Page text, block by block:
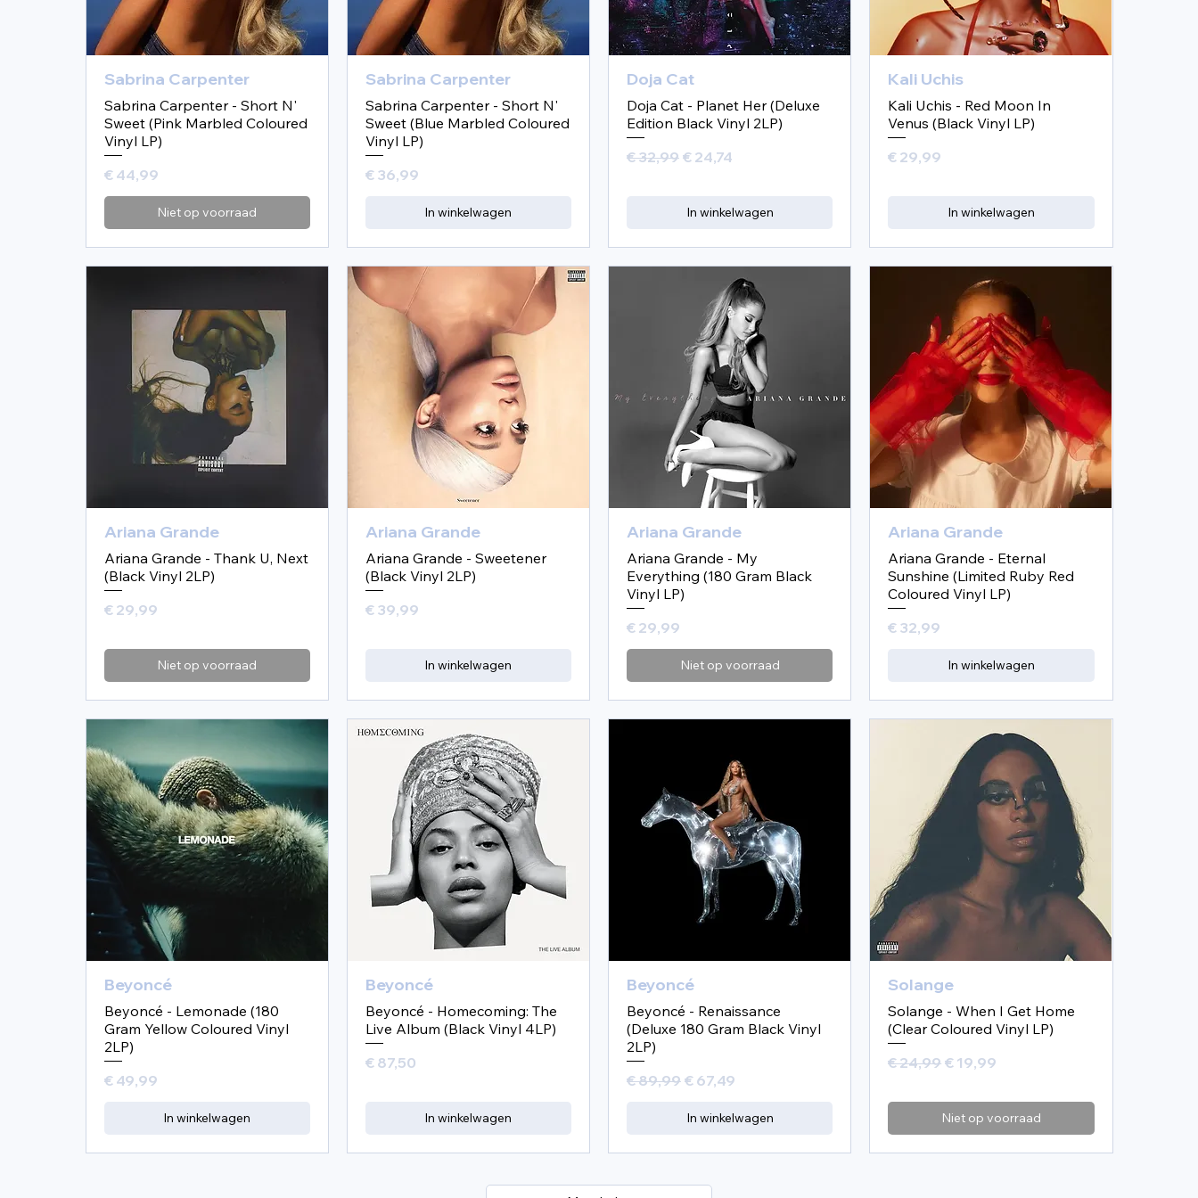
Sabrina Carpenter
Sabrina Carpenter - Short N'
Sweet (Pink Marbled Coloured
Vinyl LP)
Prijs
€ 44,99
Niet op voorraad
Sabrina Carpenter
Sabrina Carpenter - Short N'
Sweet (Blue Marbled Coloured
Vinyl LP)
Prijs
€ 36,99
In winkelwagen
Doja Cat
Doja Cat - Planet Her (Deluxe
Edition Black Vinyl 2LP)
Normale prijs
€ 32,99 Verkoopprijs
€ 24,74
In winkelwagen
Kali Uchis
Kali Uchis - Red Moon In
Venus (Black Vinyl LP)
Prijs
€ 29,99
In winkelwagen
Ariana Grande
Ariana Grande - Thank U, Next
(Black Vinyl 2LP)
Prijs
€ 29,99
Niet op voorraad
Ariana Grande
Ariana Grande - Sweetener
(Black Vinyl 2LP)
Prijs
€ 39,99
In winkelwagen
Ariana Grande
Ariana Grande - My
Everything (180 Gram Black
Vinyl LP)
Prijs
€ 29,99
Niet op voorraad
Ariana Grande
Ariana Grande - Eternal
Sunshine (Limited Ruby Red
Coloured Vinyl LP)
Prijs
€ 32,99
In winkelwagen
Beyoncé
Beyoncé - Lemonade (180
Gram Yellow Coloured Vinyl
2LP)
Prijs
€ 49,99
In winkelwagen
Beyoncé
Beyoncé - Homecoming: The
Live Album (Black Vinyl 4LP)
Prijs
€ 87,50
In winkelwagen
Beyoncé
Beyoncé - Renaissance
(Deluxe 180 Gram Black Vinyl
2LP)
Normale prijs
€ 89,99 Verkoopprijs
€ 67,49
In winkelwagen
Solange
Solange - When I Get Home
(Clear Coloured Vinyl LP)
Normale prijs
€ 24,99 Verkoopprijs
€ 19,99
Niet op voorraad